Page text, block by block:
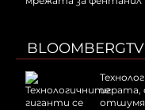
BLOOMBERGTV
играта,